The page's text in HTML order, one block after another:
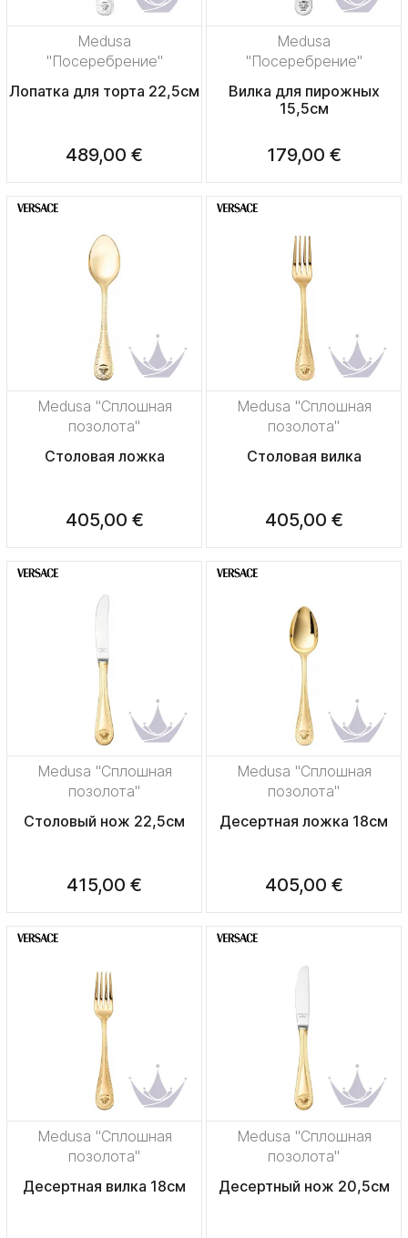
Medusa
"Посеребрение"
Лопатка для торта 22,5см
489,00 €
Medusa
"Посеребрение"
Вилка для пирожных
15,5см
179,00 €
Medusa "Сплошная
позолота"
Столовая ложка
405,00 €
Medusa "Сплошная
позолота"
Столовая вилка
405,00 €
Medusa "Сплошная
позолота"
Столовый нож 22,5см
415,00 €
Medusa "Сплошная
позолота"
Десертная ложка 18см
405,00 €
Medusa "Сплошная
позолота"
Десертная вилка 18см
Medusa "Сплошная
позолота"
Десертный нож 20,5см